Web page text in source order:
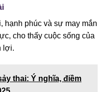
hạnh phúc và sự may mắn
cho thấy cuộc sống của
lợi.
thai: Ý nghĩa, điềm